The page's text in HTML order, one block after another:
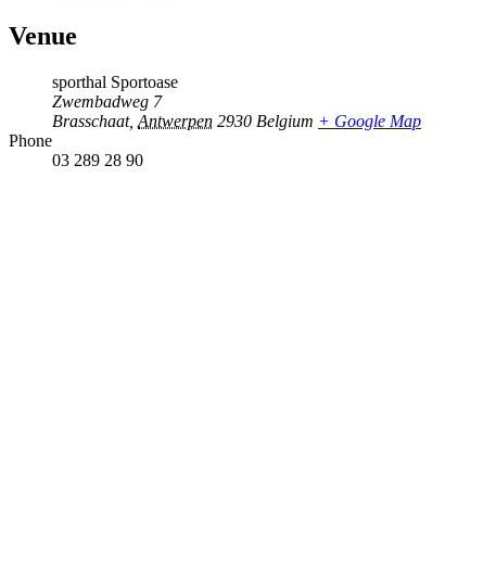
Venue
sporthal Sportoase
Zwembadweg 7
Brasschaat, Antwerpen 2930 Belgium + Google Map
Phone
03 289 28 90